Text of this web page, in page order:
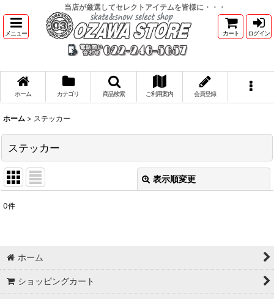
当店が厳選してセレクトアイテムを皆様に・・・
メニュー カート ログイン
ホーム カテゴリ 商品検索 ご利用案内 会員登録
ホーム > ステッカー
ステッカー
表示順変更
0件
ホーム
ショッピングカート